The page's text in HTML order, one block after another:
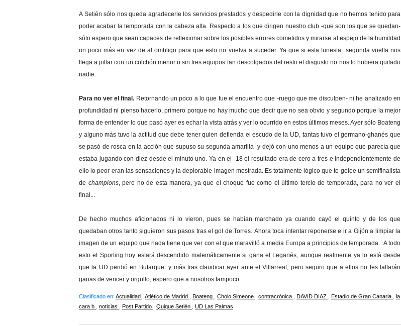
A Setién sólo nos queda agradecerle los servicios prestados y despedirle con la dignidad que no hemos tenido para
poder acabar la temporada con la cabeza alta. Respecto a los que dirigen nuestro club -que son los que se quedan-
sólo espero que sean capaces de reflexionar sobre los posibles errores cometidos y mirarse al espejo de la humildad
un poco más en vez de al ombligo para que esto no vuelva a suceder. Ya que si esta funesta segunda vuelta nos
llega a pillar con un colchón menor o sin tres equipos tan descolgados del resto el disgusto no nos lo hubiera quitado
nadie.
Para no ver el final. Retornando un poco a lo que fue el encuentro que -ruego que me disculpen- ni he analizado en
profundidad ni pienso hacerlo, primero porque no hay mucho que decir que no sea obvio y segundo porque la mejor
forma de entender lo que pasó ayer es echar la vista atrás y ver lo ocurrido en estos últimos meses. Ayer sólo Boateng
y alguno más tuvo la actitud que debe tener quien defienda el escudo de la UD, tantas tuvo el germano-ghanés que
se pasó de rosca en la acción que supuso su segunda amarilla y dejó con uno menos a un equipo que parecía que
estaba jugando con diez desde el minuto uno. Ya en el 18 el resultado era de cero a tres e independientemente de
ello lo peor eran las sensaciones y la deplorable imagen mostrada. Es totalmente lógico que te golee un semifinalista
de champions, pero no de esta manera, ya que el choque fue como el último tercio de temporada, para no ver el
final...
De hecho muchos aficionados ni lo vieron, pues se habían marchado ya cuando cayó el quinto y de los que
quedaban otros tanto siguieron sus pasos tras el gol de Torres. Ahora toca intentar reponerse e ir a Gijón a limpiar la
imagen de un equipo que nada tiene que ver con el que maravilló a media Europa a principios de temporada. A todo
esto el Sporting hoy estará descendido matemáticamente si gana el Leganés, aunque realmente ya lo está desde
que la UD perdió en Butarque y más tras claudicar ayer ante el Villarreal, pero seguro que a ellos no les faltarán
ganas de vencer y orgullo, espero que a nosotros tampoco.
Clasificado en: Actualidad Atlético de Madrid Boateng Cholo Simeone contracrónica DAVID DIAZ Estadio de Gran Canaria
la
cara b
noticias Post Partido Quique Setién UD Las Palmas